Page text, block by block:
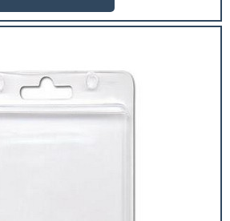
assim, as embalagens